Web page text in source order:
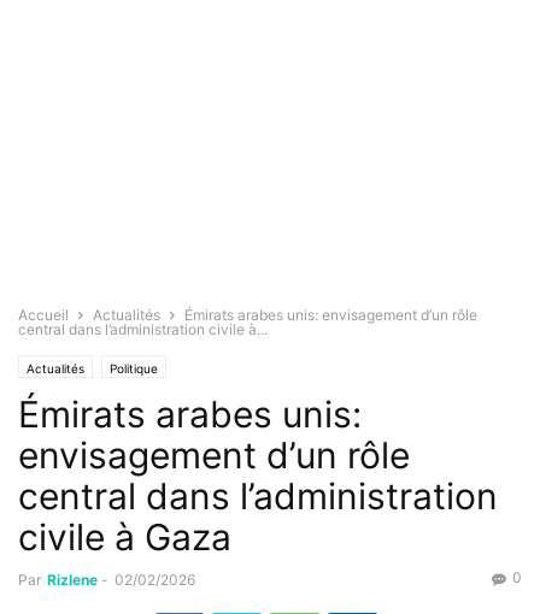
Accueil Actualités
Émirats arabes unis: envisagement d’un rôle
central dans l’administration civile à...
Actualités Politique
Émirats arabes unis:
envisagement d’un rôle
central dans l’administration
civile à Gaza
Par Rizlene - 02/02/2026 0